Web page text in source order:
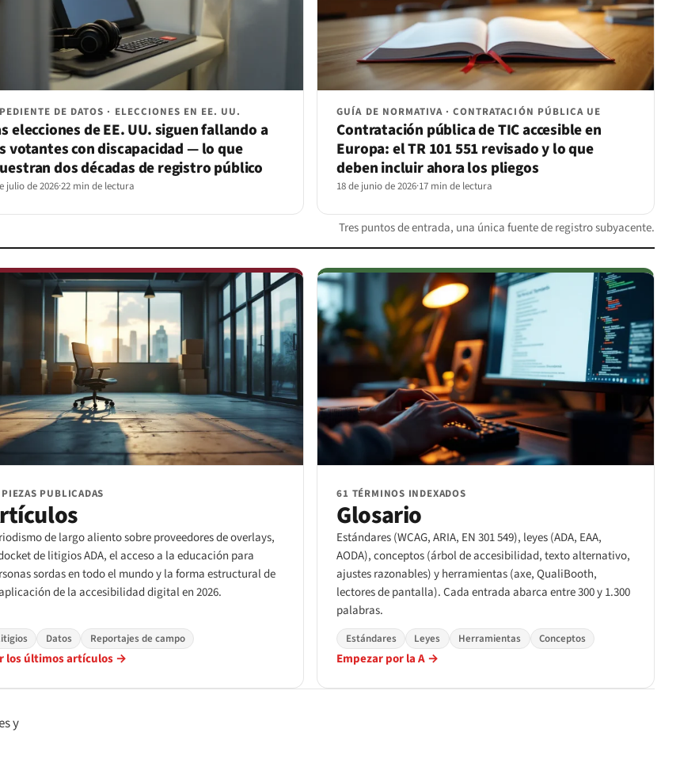
DE DATOS · ELECCIONES EN EE. UU.
elecciones de EE. UU. siguen fallando a
votantes con discapacidad — lo que
dos décadas de registro público
julio de 2026·22 min de lectura
GUÍA DE NORMATIVA · CONTRATACIÓN PÚBLICA UE
Contratación pública de TIC accesible en
Europa: el TR 101 551 revisado y lo que
deben incluir ahora los pliegos
18 de junio de 2026·17 min de lectura
Tres puntos de entrada, una única fuente de registro subyacente.
PUBLICADAS
de largo aliento sobre proveedores de overlays,
de litigios ADA, el acceso a la educación para
sordas en todo el mundo y la forma estructural de
de la accesibilidad digital en 2026.
Datos Reportajes de campo
los últimos artículos →
61 TÉRMINOS INDEXADOS
Glosario
Estándares (WCAG, ARIA, EN 301 549), leyes (ADA, EAA,
AODA), conceptos (árbol de accesibilidad, texto alternativo,
ajustes razonables) y herramientas (axe, QualiBooth,
lectores de pantalla). Cada entrada abarca entre 300 y 1.300
palabras.
Estándares Leyes Herramientas Conceptos
Empezar por la A →
y